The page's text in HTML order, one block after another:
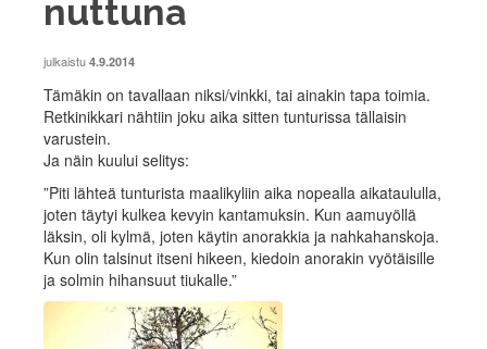
nuttuna
julkaistu 4.9.2014
Tämäkin on tavallaan niksi/vinkki, tai ainakin tapa toimia.
Retkinikkari nähtiin joku aika sitten tunturissa tällaisin
varustein.
Ja näin kuului selitys:
”Piti lähteä tunturista maalikyliin aika nopealla aikataululla,
joten täytyi kulkea kevyin kantamuksin. Kun aamuyöllä
läksin, oli kylmä, joten käytin anorakkia ja nahkahanskoja.
Kun olin talsinut itseni hikeen, kiedoin anorakin vyötäisille
ja solmin hihansuut tiukalle.”